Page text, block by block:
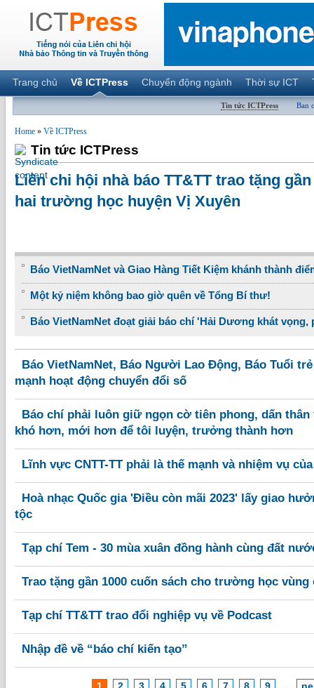
Trang chủ Về ICTPress Chuyển động ngành Thời sự ICT
Tin tức ICTPress Ban
Home » Về ICTPress
Tin tức ICTPress
Liên chi hội nhà báo TT&TT trao tặng
hai trường học huyện Vị Xuyên
Báo VietNamNet và Giao Hàng Tiết Kiệm khánh thành
Một kỷ niệm không bao giờ quên về Tổng Bí thư!
Báo VietNamNet đoạt giải báo chí 'Hải Dương khát vọng,
Báo VietNamNet, Báo Người Lao Động, Báo Tuổi
mạnh hoạt động chuyển đổi số
Báo chí phải luôn giữ ngọn cờ tiên phong, dấn thân
khó hơn, mới hơn để tôi luyện, trưởng thành hơn
Lĩnh vực CNTT-TT phải là thế mạnh và nhiệm vụ
Hoà nhạc Quốc gia 'Điều còn mãi 2023' lấy giao
tộc
Tạp chí Tem - 30 mùa xuân đồng hành cùng đất
Trao tặng gần 1000 cuốn sách cho trường học vùng
Tạp chí TT&TT trao đổi nghiệp vụ về Podcast
Nhập đề về “báo chí kiến tạo”